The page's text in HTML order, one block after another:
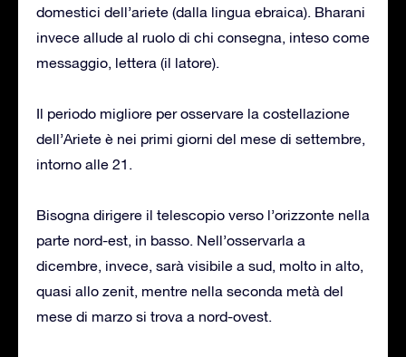
domestici dell’ariete (dalla lingua ebraica). Bharani
invece allude al ruolo di chi consegna, inteso come
messaggio, lettera (il latore).
Il periodo migliore per osservare la costellazione
dell’Ariete è nei primi giorni del mese di settembre,
intorno alle 21.
Bisogna dirigere il telescopio verso l’orizzonte nella
parte nord-est, in basso. Nell’osservarla a
dicembre, invece, sarà visibile a sud, molto in alto,
quasi allo zenit, mentre nella seconda metà del
mese di marzo si trova a nord-ovest.